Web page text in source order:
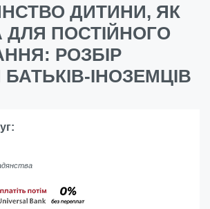
ДИТИНИ, ЯК
ДЛЯ ПОСТІЙНОГО
РОЗБІР
ІНОЗЕМЦІВ